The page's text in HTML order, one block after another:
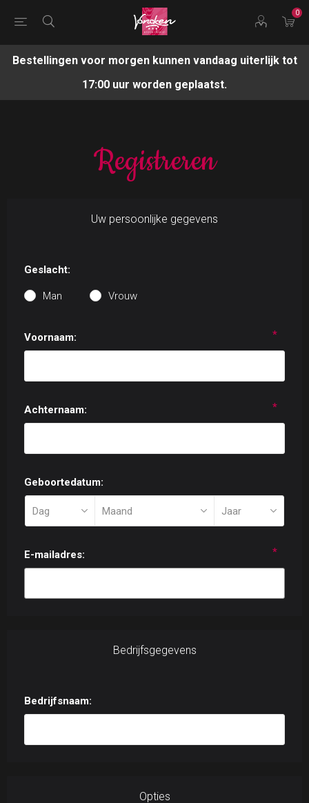
0
Bestellingen voor morgen kunnen vandaag uiterlijk tot
17:00 uur worden geplaatst.
Registreren
Uw persoonlijke gegevens
Geslacht:
Man Vrouw
Voornaam: *
Achternaam: *
Geboortedatum:
E-mailadres: *
Bedrijfsgegevens
Bedrijfsnaam:
Opties